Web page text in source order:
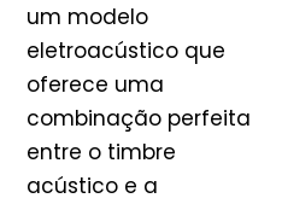
um modelo
eletroacústico que
oferece uma
combinação perfeita
entre o timbre
acústico e a